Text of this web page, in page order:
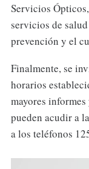
Servicios
servicios de
prevención y el
Finalmente, se
horarios
mayores
pueden acudir a
a los teléfonos